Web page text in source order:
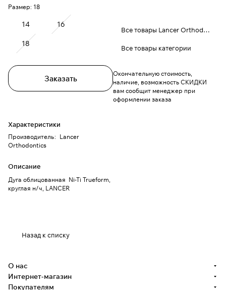
Размер: 18
14 16
18
Заказать
Характеристики
Производитель: Lancer
Orthodontics
Описание
Дуга облицованная Ni-Ti Trueform,
круглая н/ч, LANCER
Все товары Lancer Orthodontics
Все товары категории
Окончательную стоимость,
наличие, возможность СКИДКИ
вам сообщит менеджер при
оформлении заказа
Назад к списку
О нас
Интернет-магазин
Покупателям